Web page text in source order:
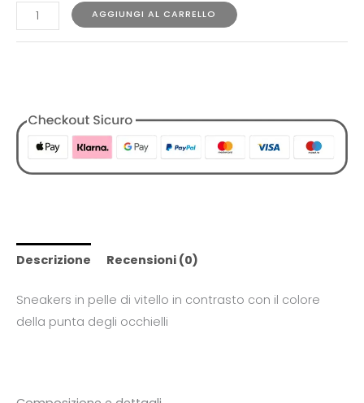
AGGIUNGI AL CARRELLO
Descrizione Recensioni (0)
Sneakers in pelle di vitello in contrasto con il colore
della punta degli occhielli